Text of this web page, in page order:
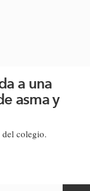
a una
asma y
del colegio​.​